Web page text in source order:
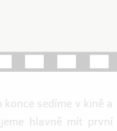
sedíme v kině a
hlavně mít první